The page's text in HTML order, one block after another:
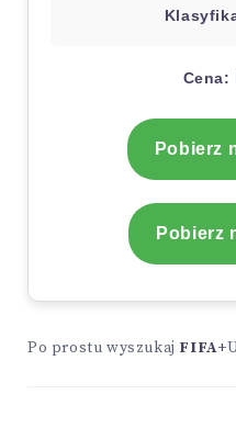
Cena:
Pobierz
Pobierz
Po prostu wyszukaj FIFA+